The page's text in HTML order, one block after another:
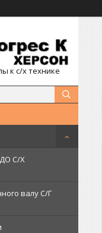
к с/х технике
С/Х
валу С/Г